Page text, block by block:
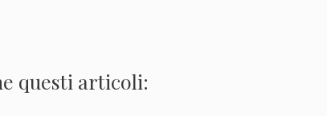
questi articoli: